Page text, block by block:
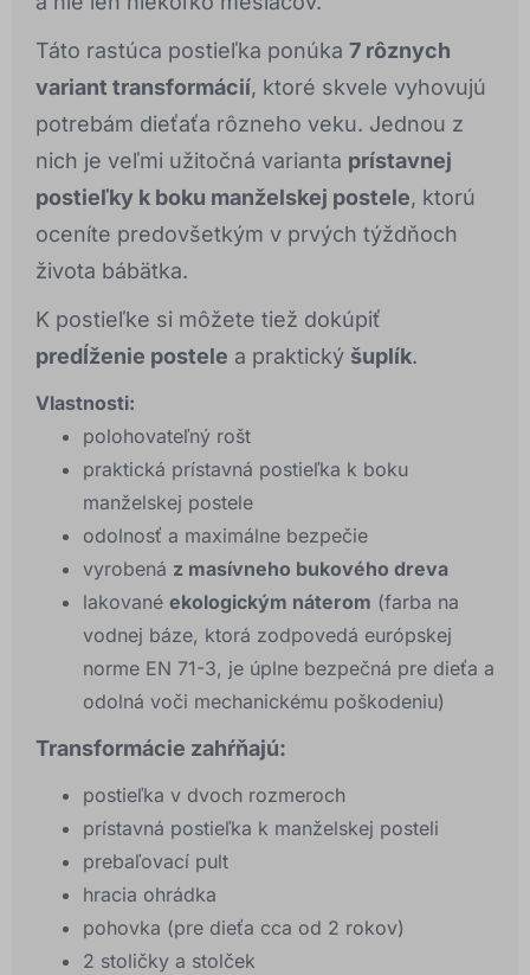
Táto rastúca postieľka ponúka 7 rôznych
variant transformácií, ktoré skvele vyhovujú
potrebám dieťaťa rôzneho veku. Jednou z
nich je veľmi užitočná varianta prístavnej
postieľky k boku manželskej postele, ktorú
oceníte predovšetkým v prvých týždňoch
života bábätka.
K postieľke si môžete tiež dokúpiť
predĺženie postele a praktický šuplík.
Vlastnosti:
polohovateľný rošt
praktická prístavná postieľka k boku
manželskej postele
odolnosť a maximálne bezpečie
vyrobená z masívneho bukového dreva
lakované ekologickým náterom (farba na
vodnej báze, ktorá zodpovedá európskej
norme EN 71-3, je úplne bezpečná pre dieťa a
odolná voči mechanickému poškodeniu)
Transformácie zahŕňajú:
postieľka v dvoch rozmeroch
prístavná postieľka k manželskej posteli
prebaľovací pult
hracia ohrádka
pohovka (pre dieťa cca od 2 rokov)
2 stoličky a stolček